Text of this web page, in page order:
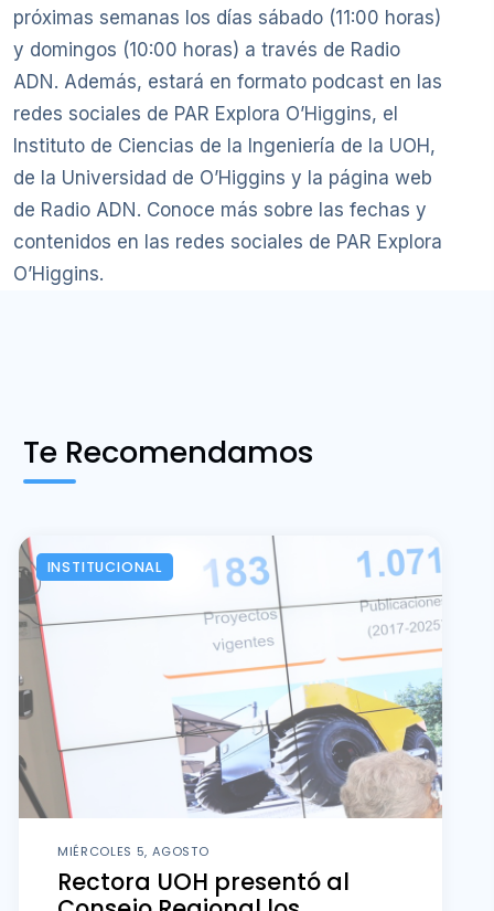
próximas semanas los días sábado (11:00 horas)
y domingos (10:00 horas) a través de Radio
ADN. Además, estará en formato podcast en las
redes sociales de PAR Explora O’Higgins, el
Instituto de Ciencias de la Ingeniería de la UOH,
de la Universidad de O’Higgins y la página web
de Radio ADN. Conoce más sobre las fechas y
contenidos en las redes sociales de PAR Explora
O’Higgins.
Te Recomendamos
INSTITUCIONAL
MIÉRCOLES 5, AGOSTO
Rectora UOH presentó al